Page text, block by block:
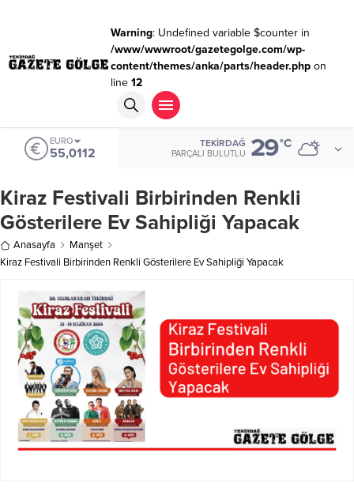
Warning: Undefined variable $counter in
/www/wwwroot/gazetegolge.com/wp-
content/themes/anka/parts/header.phpon
line 12
EURO
55,0112
TEKIRDAĞ
PARÇALI BULUTLU 29°C
Kiraz Festivali Birbirinden Renkli
Gösterilere Ev Sahipliği Yapacak
Anasayfa
Manşet
Kiraz Festivali Birbirinden Renkli Gösterilere Ev Sahipliği Yapacak